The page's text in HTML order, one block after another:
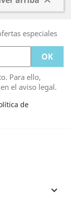
especiales
Para ello,
el aviso legal.
de
